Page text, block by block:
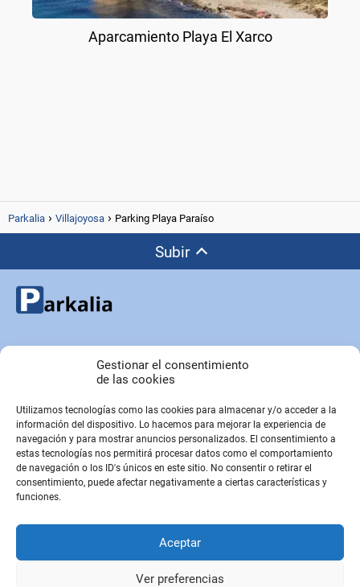
Gestionar el consentimiento
de las cookies
Utilizamos tecnologías como las cookies para almacenar y/o acceder a la
información del dispositivo. Lo hacemos para mejorar la experiencia de
navegación y para mostrar anuncios personalizados. El consentimiento a
estas tecnologías nos permitirá procesar datos como el comportamiento
de navegación o los ID's únicos en este sitio. No consentir o retirar el
consentimiento, puede afectar negativamente a ciertas características y
funciones.
Aceptar
Ver preferencias
Aparcamiento Playa El Xarco
Parkalia Villajoyosa Parking Playa Paraíso
Subir
Copyright © Parkalia.es
PÁGINAS EMPRESA
Contacto
Sobre Nosotros
Sitemap